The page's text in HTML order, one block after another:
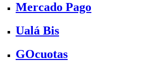
Mercado Pago
Ualá Bis
GOcuotas